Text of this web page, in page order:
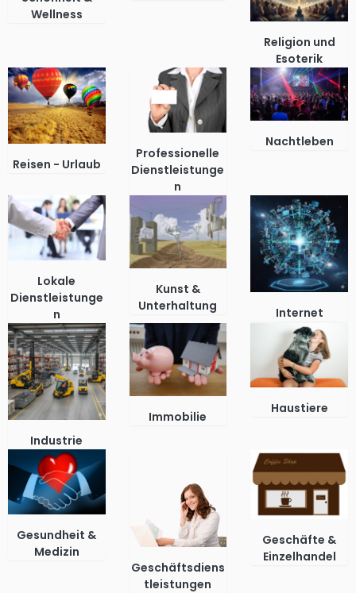
Wellness
Religion und
Esoterik
Reisen - Urlaub
Professionelle
Dienstleistunge
n
Nachtleben
Lokale
Dienstleistunge
n
Kunst &
Unterhaltung
Internet
Industrie
Immobilie
Haustiere
Gesundheit &
Medizin
Geschäftsdiens
tleistungen
Geschäfte &
Einzelhandel